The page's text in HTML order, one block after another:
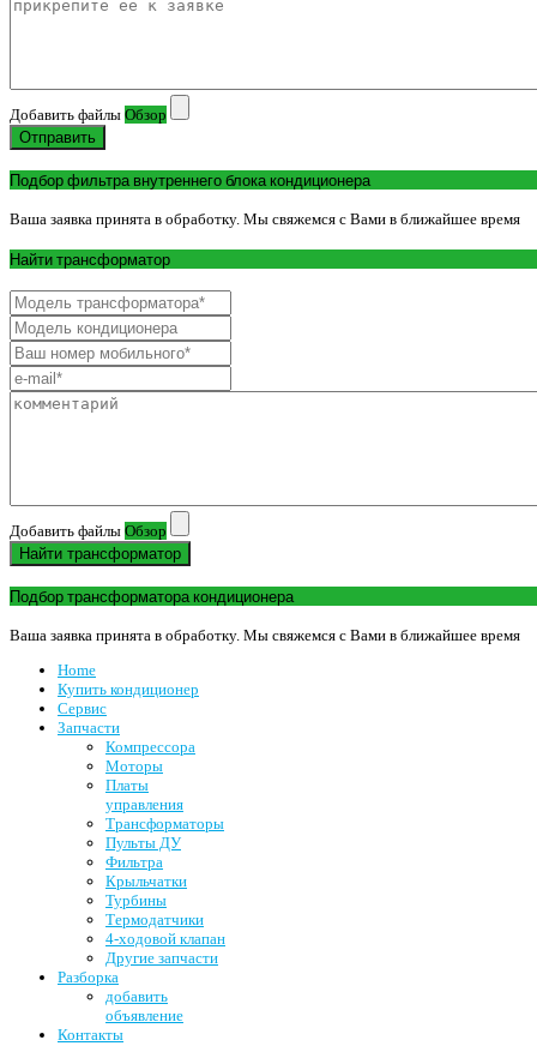
Добавить файлы Обзор
Отправить
Подбор фильтра внутреннего блока кондиционера
Ваша заявка принята в обработку. Мы свяжемся с Вами в ближайшее время
Найти трансформатор
Добавить файлы Обзор
Найти трансформатор
Подбор трансформатора кондиционера
Ваша заявка принята в обработку. Мы свяжемся с Вами в ближайшее время
Home
Купить кондиционер
Сервис
Запчасти
Компрессора
Моторы
Платы
управления
Трансформаторы
Пульты ДУ
Фильтра
Крыльчатки
Турбины
Термодатчики
4-ходовой клапан
Другие запчасти
Разборка
добавить
объявление
Контакты